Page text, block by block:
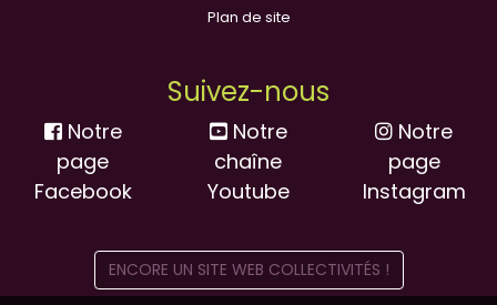
Plan de site
Suivez-nous
Notre
page
Facebook
Notre
chaîne
Youtube
Notre
page
Instagram
ENCORE UN SITE WEB COLLECTIVITÉS !